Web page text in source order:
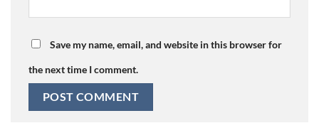
Save my name, email, and website in this browser for
the next time I comment.